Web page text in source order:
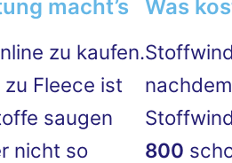
macht’s
zu kaufen.
Fleece ist
saugen
nicht so
Was
800